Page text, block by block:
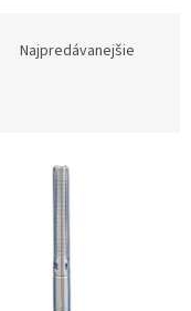
Najpredávanejšie